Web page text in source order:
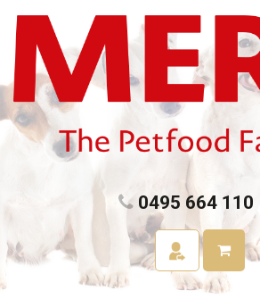
0495 664 110